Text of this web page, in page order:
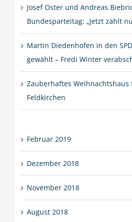
Josef Oster und Andreas
Bundesparteitag: „Jetzt zählt
Martin Diedenhofen in den
gewählt – Fredi Winter
Zauberhaftes Weihnachtshaus
Feldkirchen
Februar 2019
Dezember 2018
November 2018
August 2018